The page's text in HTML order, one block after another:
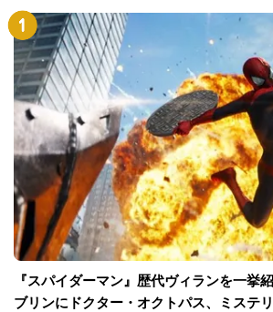
『スパイダーマン』歴代ヴィランを一挙
ブリンにドクター・オクトパス、ミステ